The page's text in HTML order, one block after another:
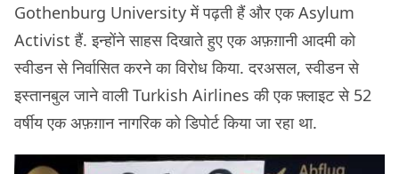
Gothenburg University में पढ़ती हैं और एक Asylum
Activist हैं. इन्होंने साहस दिखाते हुए एक अफ़ग़ानी आदमी को
स्वीडन से निर्वासित करने का विरोध किया. दरअसल, स्वीडन से
इस्तानबुल जाने वाली Turkish Airlines की एक फ़्लाइट से 52
वर्षीय एक अफ़ग़ान नागरिक को डिपोर्ट किया जा रहा था.